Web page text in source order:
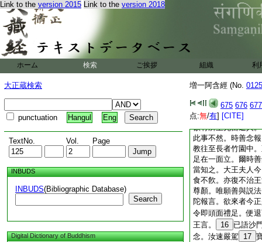
Link to the version 2015 Link to the version 2018
ホーム 検索 ご挨拶 組織 利
大正蔵検索
punctuation Hangul Eng
TextNo. Vol. Page
INBUDS
INBUDS(Bibliographic Database)
Search
Digital Dictionary of Buddhism
増一阿含經 (No.
675 676 677
点:無/有] [CITE]
憂。告來人曰。汝
中使我見之。是時
夫人身著麻油中。
執劍。白大王曰。
門。名那羅陀。 12
知無事不練。
13
惱。王報之曰。善
念。先往語彼沙門
欲有所至先當遣人
此事不然。時善念
教往至長者竹園中
足在一面立。爾時
當知之。大王夫人
食不飮。亦復不治
尊顏。唯願善與説
陀報言。欲來者今
令即頭面禮足。便
王言。
16 已語沙
念。汝速嚴駕
17